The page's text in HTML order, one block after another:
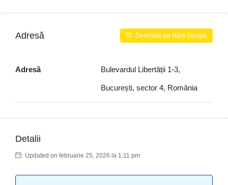
Adresă Deschide pe Hărți Google
Adresă Bulevardul Libertății 1-3,
București, sector 4, România
Detalii
Updated on februarie 25, 2026 la 1:11 pm